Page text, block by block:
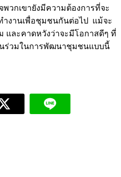
กเขายังมีความต้องการที่จะ
ำงานเพื่อชุมชนกันต่อไป แม้จะ
และคาดหวังว่าจะมีโอกาสดีๆ ที่
ร่วมในการพัฒนาชุมชนแบบนี้